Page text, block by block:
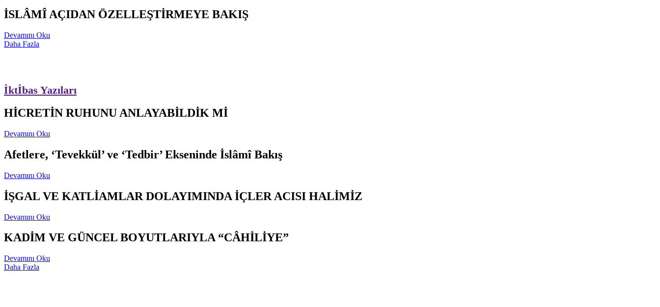
İSLÂMÎ AÇIDAN ÖZELLEŞTİRMEYE BAKIŞ
Devamını Oku
Daha Fazla
İktİbas Yazıları
HİCRETİN RUHUNU ANLAYABİLDİK Mİ
Devamını Oku
Afetlere, ‘Tevekkül’ ve ‘Tedbir’ Ekseninde İslâmî Bakış
Devamını Oku
İŞGAL VE KATLİAMLAR DOLAYIMINDA İÇLER ACISI HALİMİZ
Devamını Oku
KADİM VE GÜNCEL BOYUTLARIYLA “CÂHİLİYE”
Devamını Oku
Daha Fazla